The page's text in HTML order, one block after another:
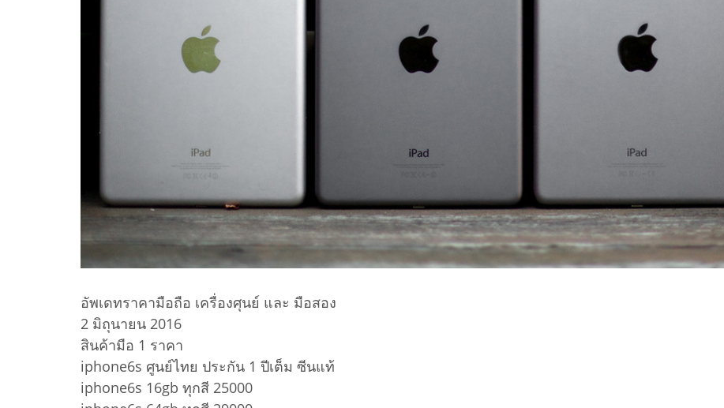
อัพเดทราคามือถือ เครื่องศุนย์ และ มือสอง
2 มิถุนายน 2016
สินค้ามือ 1 ราคา
iphone6s ศูนย์ไทย ประกัน 1 ปีเต็ม ซีนแท้
iphone6s 16gb ทุกสี 25000